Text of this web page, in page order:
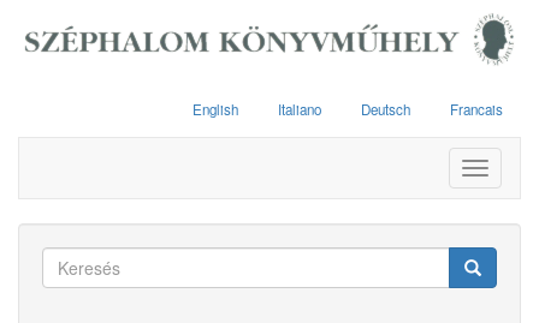
English Italiano Deutsch Francais
Toggle
Keresés